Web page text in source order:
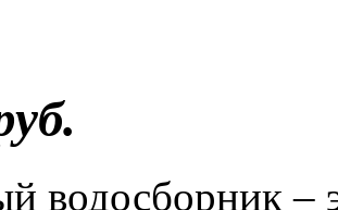
водосборник –